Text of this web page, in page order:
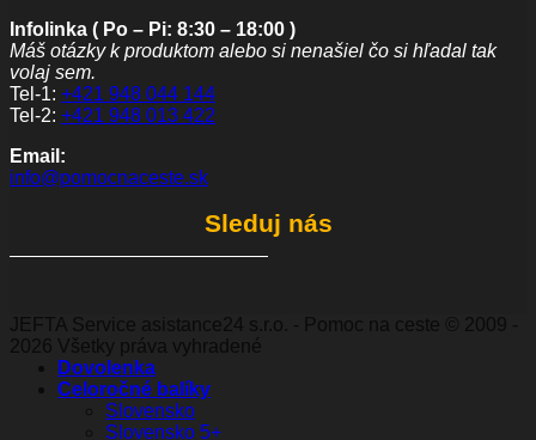
Infolinka ( Po – Pi: 8:30 – 18:00 )
Máš otázky k produktom alebo si nenašiel čo si hľadal tak
volaj sem.
Tel-1: +421 948 044 144
Tel-2: +421 948 013 422
Email:
info@pomocnaceste.sk
Sleduj nás
JEFTA Service asistance24 s.r.o. - Pomoc na ceste © 2009 -
2026 Všetky práva vyhradené
Dovolenka
Celoročné balíky
Slovensko
Slovensko 5+